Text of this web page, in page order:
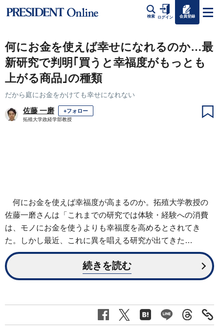
検索 ログイン 会員登録
何にお金を使えば幸せになれるのか…最
新研究で判明｢買うと幸福度がもっとも
上がる商品｣の種類
だから庭にお金をかけても幸せになれない
佐藤 一磨 +フォロー
拓殖大学政経学部教授
何にお金を使えば幸福度が高まるのか。拓殖大学教授の
佐藤一磨さんは「これまでの研究では体験・経験への消費
は、モノにお金を使うよりも幸福度を高めるとされてき
た。しかし最近、これに異を唱える研究が出てきた…
続きを読む